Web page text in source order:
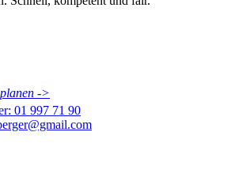
->
01 997 71 90